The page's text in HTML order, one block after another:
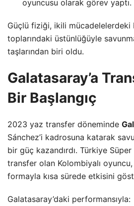
oyuncusu olarak görev yaptı.
Güçlü fiziği, ikili mücadelelerdeki
toplarındaki üstünlüğüyle
taşlarından biri oldu.
Galatasaray’a
Bir Başlangıç
2023 yaz transfer döneminde
Sánchez’i kadrosuna katarak
bir güç kazandırdı. Türkiye
transfer olan Kolombiyalı oyuncu,
formayla kısa sürede etkisini
Galatasaray’daki performansıyla: